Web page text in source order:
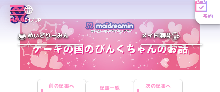
MENUEN／JP
予約
めいどりーみん メイド酒場
前の記事へ 記事一覧 次の記事へ